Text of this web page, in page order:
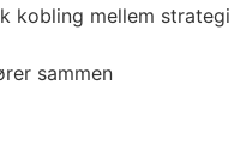
kobling mellem strategi